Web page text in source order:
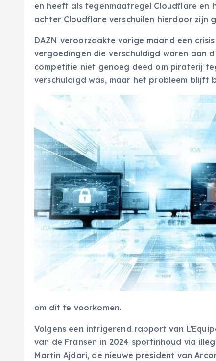
en heeft als tegenmaatregel Cloudflare en
achter Cloudflare verschuilen hierdoor zijn
DAZN veroorzaakte vorige maand een
vergoedingen die verschuldigd waren aan
competitie niet genoeg deed om piraterij
verschuldigd was, maar het probleem blijft
om dit te voorkomen.
Volgens een intrigerend rapport van
van de Fransen in 2024 sportinhoud via
Martin Ajdari, de nieuwe president van